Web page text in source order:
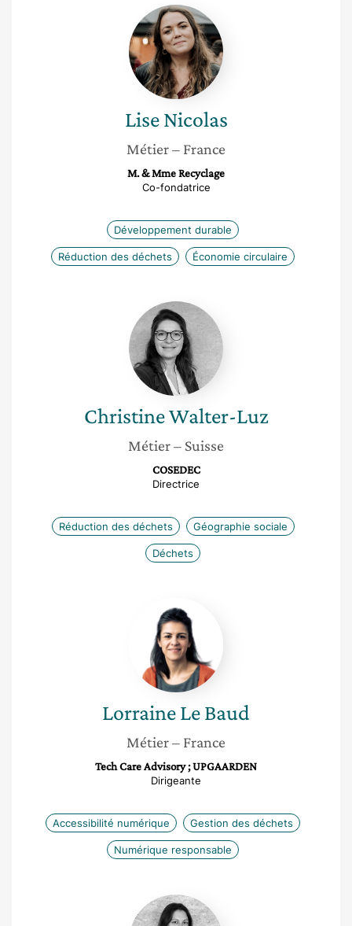
Lise
Nicolas
Lise Nicolas
Métier– France
M. & Mme Recyclage
Co-fondatrice
Développement durable
Réduction des déchets Économie circulaire
Christine
Walter-
Luz
ChristineWalter-Luz
Métier– Suisse
COSEDEC
Directrice
Réduction des déchets Géographie sociale
Déchets
Lorraine
Le
Baud
LorraineLe Baud
Métier– France
Tech Care Advisory ; UPGAARDEN
Dirigeante
Accessibilité numérique Gestion des déchets
Numérique responsable
Thalia
Goldman